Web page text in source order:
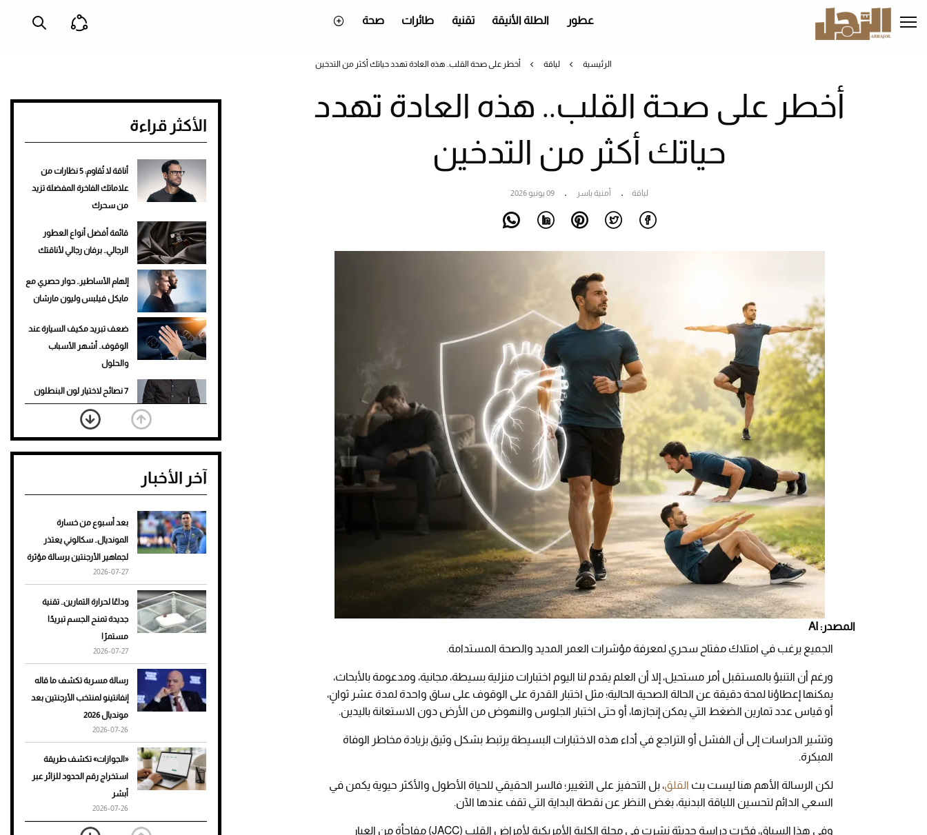
إلى
المحتوى
عطور الطلة الأنيقة تقنية طائرات صحة
الرئيسية لياقة أخطر على صحة القلب.. هذه العادة تهدد حياتك أكثر من التدخين
أخطر على صحة القلب.. هذه العادة تهدد
حياتك أكثر من التدخين
لياقة أمنية ياسر 09 يونيو 2026
المصدر: AI
الجميع يرغب في امتلاك مفتاح سحري لمعرفة مؤشرات العمر المديد والصحة المستدامة.
ورغم أن التنبؤ بالمستقبل أمر مستحيل، إلا أن العلم يقدم لنا اليوم اختبارات منزلية بسيطة، مجانية، ومدعومة بالأبحاث،
يمكنها إعطاؤنا لمحة دقيقة عن الحالة الصحية الحالية؛ مثل اختبار القدرة على الوقوف على ساق واحدة لمدة عشر ثوانٍ،
أو قياس عدد تمارين الضغط التي يمكن إنجازها، أو حتى اختبار الجلوس والنهوض من الأرض دون الاستعانة باليدين.
وتشير الدراسات إلى أن الفشل أو التراجع في أداء هذه الاختبارات البسيطة يرتبط بشكل وثيق بزيادة مخاطر الوفاة
المبكرة.
لكن الرسالة الأهم هنا ليست بث القلق، بل التحفيز على التغيير؛ فالسر الحقيقي للحياة الأطول والأكثر حيوية يكمن في
السعي الدائم لتحسين اللياقة البدنية، بغض النظر عن نقطة البداية التي تقف عندها الآن.
وفي هذا السياق، فجّرت دراسة حديثة نشرت في مجلة الكلية الأمريكية لأمراض القلب (JACC) مفاجأة من العيار
الأكثر قراءة
أناقة لا تُقاوم: 5 نظارات من
علاماتك الفاخرة المفضلة تزيد
من سحرك
قائمة أفضل أنواع العطور
الرجالي.. برفان رجالي لأناقتك
إلهام الأساطير.. حوار حصري مع
مايكل فيلبس وليون مارشان
ضعف تبريد مكيف السيارة عند
الوقوف.. أشهر الأسباب
والحلول
7 نصائح لاختيار لون البنطلون
المناسب للقميص الأسود
نرى المستقبل من خلال
تصميماتنا.. كيف حجزت 1886
تمنحك فخامة استثنائية
هوى الأبطال
أفضل تدريج للشعر الطويل
لإطلالة جريئة وعصرية
للرجال
آخر الأخبار
بعد أسبوع من خسارة
المونديال.. سكالوني يعتذر
لجماهير الأرجنتين برسالة مؤثرة
2026-07-27
وداعًا لحرارة التمارين.. تقنية
جديدة تمنح الجسم تبريدًا
مستمرًا
2026-07-27
رسالة مسربة تكشف ما قاله
إنفانتينو لمنتخب الأرجنتين بعد
مونديال 2026
2026-07-26
«الجوازات» تكشف طريقة
استخراج رقم الحدود للزائر عبر
أبشر
2026-07-26